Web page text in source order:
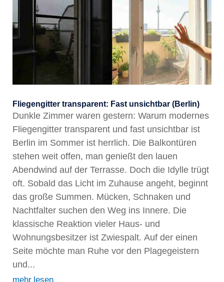
Fliegengitter transparent: Fast unsichtbar (Berlin)
Dunkle Zimmer waren gestern: Warum modernes
Fliegengitter transparent und fast unsichtbar ist
Berlin im Sommer ist herrlich. Die Balkontüren
stehen weit offen, man genießt den lauen
Abendwind auf der Terrasse. Doch die Idylle trügt
oft. Sobald das Licht im Zuhause angeht, beginnt
das große Summen. Mücken, Schnaken und
Nachtfalter suchen den Weg ins Innere. Die
klassische Reaktion vieler Haus- und
Wohnungsbesitzer ist Zwiespalt. Auf der einen
Seite möchte man Ruhe vor den Plagegeistern
und...